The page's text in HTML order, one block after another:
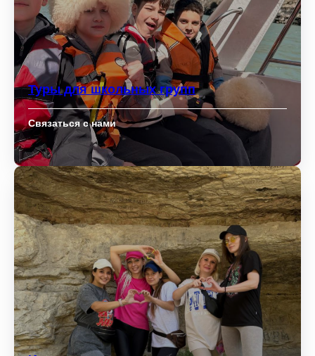
Туры для школьных групп
Связаться с нами